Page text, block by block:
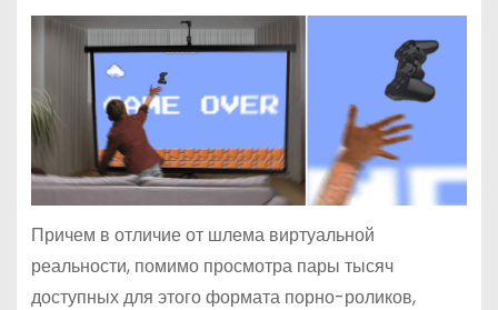
Причем в отличие от шлема виртуальной
реальности, помимо просмотра пары тысяч
доступных для этого формата порно-роликов,